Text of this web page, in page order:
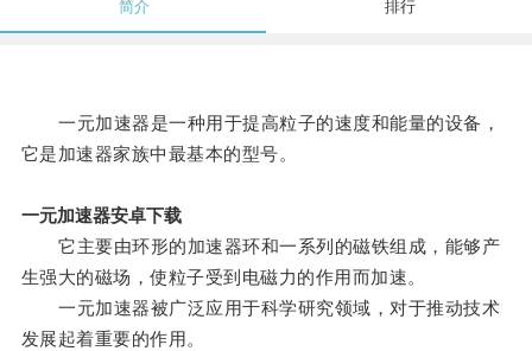
简介 排行
一元加速器是一种用于提高粒子的速度和能量的设备，
它是加速器家族中最基本的型号。
一元加速器安卓下载
它主要由环形的加速器环和一系列的磁铁组成，能够产
生强大的磁场，使粒子受到电磁力的作用而加速。
一元加速器被广泛应用于科学研究领域，对于推动技术
发展起着重要的作用。